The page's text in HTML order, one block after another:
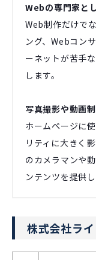
Webの専門家と
Web制作だけで
ング、Webコン
ーネットが苦手
します。
写真撮影や動画
ホームページに
リティに大きく
のカメラマンや
ンテンツを提供し
株式会社ラ